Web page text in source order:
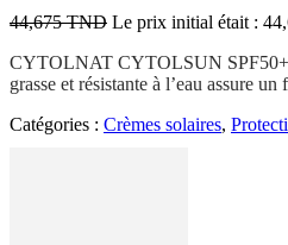
44,675TND Le prix initial était :
CYTOLNAT CYTOLSUN SPF50+
grasse et résistante à l’eau assure
Catégories : Crèmes solaires,